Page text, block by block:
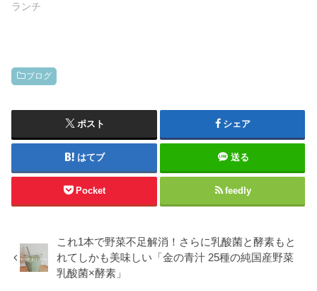
ランチ
ブログ
ポスト シェア
はてブ 送る
Pocket feedly
これ1本で野菜不足解消！さらに乳酸菌と酵素もと
れてしかも美味しい「金の青汁 25種の純国産野菜
乳酸菌×酵素」